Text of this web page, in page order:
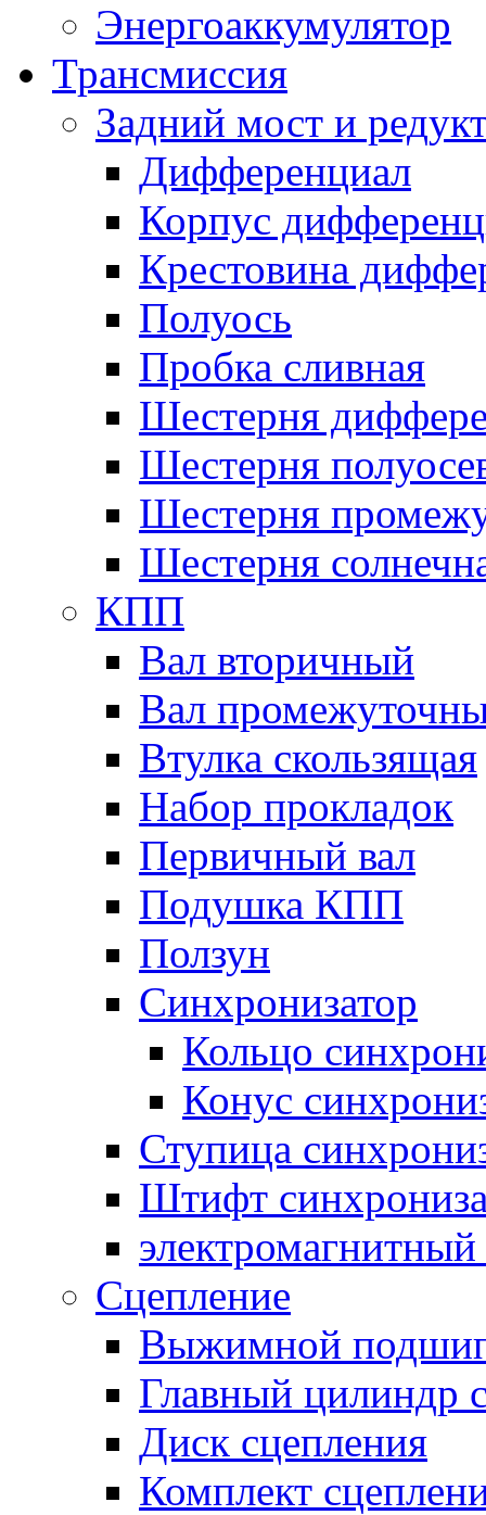
Энергоаккумулятор
Трансмиссия
Задний мост и
Дифференциал
Корпус
Крестовина
Полуось
Пробка сливная
Шестерня
Шестерня
Шестерня
Шестерня
КПП
Вал вторичный
Вал
Втулка скользящая
Набор прокладок
Первичный вал
Подушка КПП
Ползун
Синхронизатор
Кольцо
Конус
Ступица
Штифт
электромагнитный
Сцепление
Выжимной
Главный цилиндр
Диск сцепления
Комплект